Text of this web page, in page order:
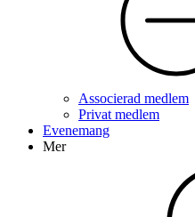
Associerad medlem
Privat medlem
Evenemang
Mer